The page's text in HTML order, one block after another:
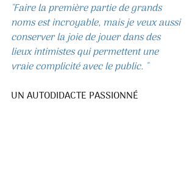
"Faire la première partie de grands
noms est incroyable, mais je veux aussi
conserver la joie de jouer dans des
lieux intimistes qui permettent une
vraie complicité avec le public. "
UN AUTODIDACTE PASSIONNÉ